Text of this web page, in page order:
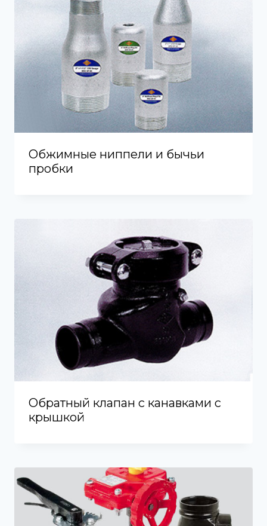
Обжимные ниппели и бычьи
пробки
Обратный клапан с канавками с
крышкой